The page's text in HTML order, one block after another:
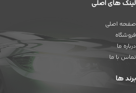
لینک های اصلی
صفحه اصلی
فروشگاه
درباره ما
تماس با ما
برند ها